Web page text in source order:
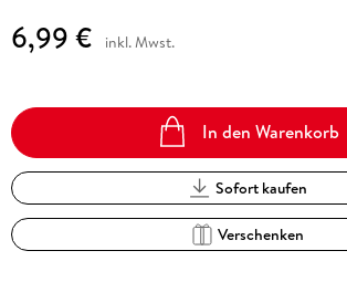
6,99 € inkl. Mwst.
In den Warenkorb
Sofort kaufen
Verschenken